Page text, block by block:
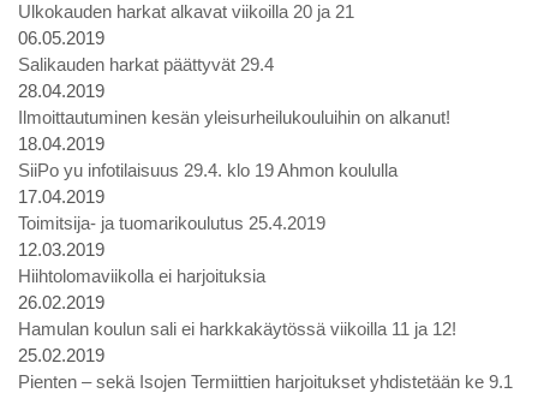
Ulkokauden harkat alkavat viikoilla 20 ja 21
06.05.2019
Salikauden harkat päättyvät 29.4
28.04.2019
Ilmoittautuminen kesän yleisurheilukouluihin on alkanut!
18.04.2019
SiiPo yu infotilaisuus 29.4. klo 19 Ahmon koululla
17.04.2019
Toimitsija- ja tuomarikoulutus 25.4.2019
12.03.2019
Hiihtolomaviikolla ei harjoituksia
26.02.2019
Hamulan koulun sali ei harkkakäytössä viikoilla 11 ja 12!
25.02.2019
Pienten – sekä Isojen Termiittien harjoitukset yhdistetään ke 9.1